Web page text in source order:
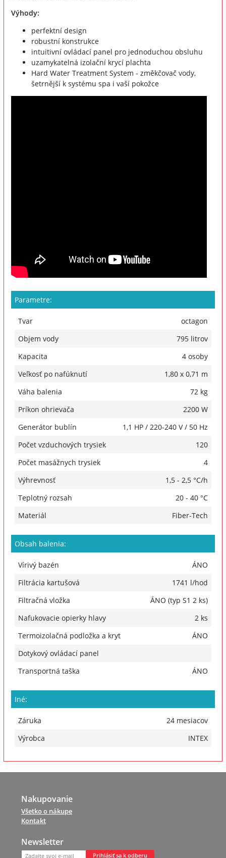
Výhody:
perfektní design
robustní konstrukce
intuitivní ovládací panel pro jednoduchou obsluhu
uzamykatelná izolační krycí plachta
Hard Water Treatment System - změkčovač vody,
šetrnější k systému spa i vaší pokožce
Parametre:
Tvar
octagon
Objem vody
795 litrov
Kapacita
4 osoby
Veľkosť po nafúknutí
1,80 x 0,71 m
Váha balenia
72 kg
Príkon ohrievača
2200 W
Generátor bublín
1,1 HP / 220-240 V / 50 Hz
Počet vzduchových trysiek
120
Počet masážnych trysiek
4
Výhrevnosť
1,5 - 2,5 °C/h
Teplotný rozsah
20 - 40 °C
Materiál
Fiber-Tech
Obsah balenia:
Vírivý bazén
ÁNO
Filtrácia kartušová
1741 l/hod
Filtračná vložka
ÁNO (typ S1 2 ks)
Nafukovacie opierky hlavy
2 ks
Termoizolačná podložka a kryt
ÁNO
Dotykový ovládací panel
Transportná taška
ÁNO
Iné:
Záruka
24 mesiacov
Výrobca
INTEX
Nakupovanie
Všetko o nákupe
Kontakt
Newsletter
Prihlásiť sa k odberu